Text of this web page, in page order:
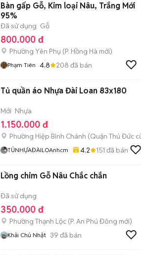
Bàn gấp Gỗ, Kim loại Nâu, Trắng Mới
95%
Đã sử dụng Gỗ
800.000 đ
Phường Yên Phụ (P. Hồng Hà mới)
Phạm Tiên 4.8 208 đã bán
Tủ quần áo Nhựa Đài Loan 83x180
Mới Nhựa
1.150.000 đ
Phường Hiệp Bình Chánh (Quận Thủ Đức cũ)
TỦNHỰAĐÀILOAnhcm 4.2 151 đã bán
Lồng chim Gỗ Nâu Chắc chắn
Đã sử dụng
350.000 đ
Phường Thạnh Lộc (P. An Phú Đông mới)
Khải Chủ Nhật 39 đã bán